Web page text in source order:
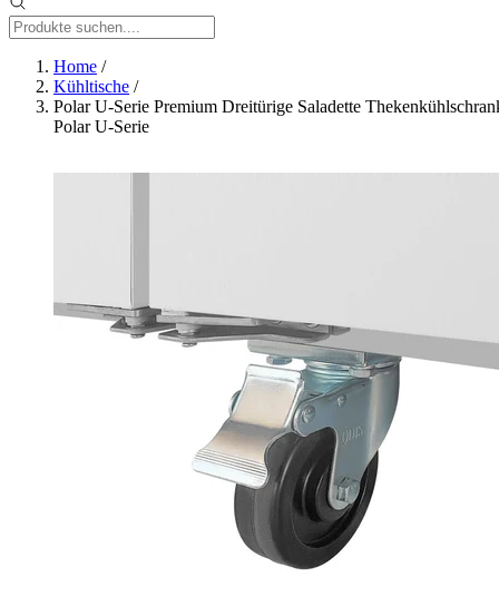
Home /
Kühltische /
Polar U-Serie Premium Dreitürige Saladette
Polar U-Serie